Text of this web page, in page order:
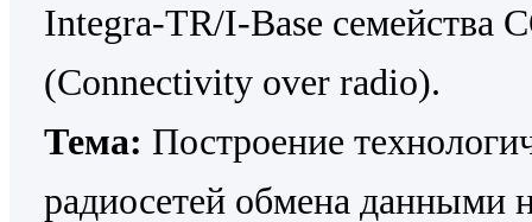
Integra-ТR/I-Base семейства
(Connectivity over radio).
Тема: Построение
радиосетей обмена данными